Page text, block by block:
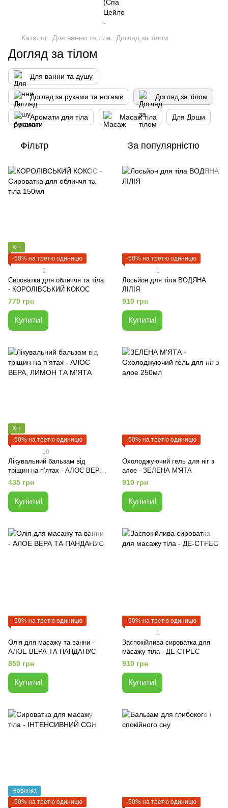
Каталог Для ванни та тіла Догляд за тілом
Догляд за тілом
Для ванни та душу
Догляд за руками та ногами Догляд за тілом
Аромати для тіла Масаж тіла Для Доши
Фільтр За популярністю
Хіт
-50% на третю одиницю
2
Cироватка для обличчя та тіла
- КОРОЛІВСЬКИЙ КОКОС
770 грн
Купити!
-50% на третю одиницю
1
Лосьйон для тіла ВОДЯНА
ЛІЛІЯ
910 грн
Купити!
Хіт
-50% на третю одиницю
10
Лікувальний бальзам від
тріщин на п’ятах - АЛОЄ ВЕРА,
ЛИМОН ТА М'ЯТА
435 грн
Купити!
-50% на третю одиницю
Охолоджуючий гель для ніг з
алое - ЗЕЛЕНА М'ЯТА
910 грн
Купити!
-50% на третю одиницю
Олія для масажу та ванни -
АЛОЕ ВЕРА ТА ПАНДАНУС
850 грн
Купити!
-50% на третю одиницю
1
Заспокійлива сироватка для
масажу тіла - ДЕ-СТРЕС
910 грн
Купити!
Новинка
-50% на третю одиницю
-50% на третю одиницю